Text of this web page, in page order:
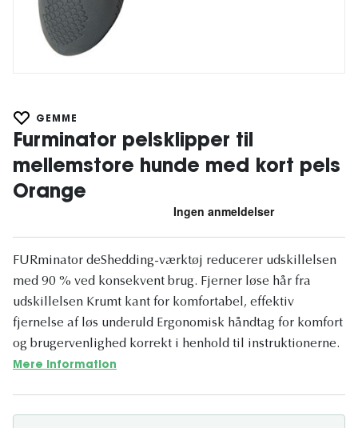
GEMME
Furminator pelsklipper til
mellemstore hunde med kort pels
Orange
FURminator deShedding-værktøj reducerer udskillelsen
med 90 % ved konsekvent brug. Fjerner løse hår fra
udskillelsen Krumt kant for komfortabel, effektiv
fjernelse af løs underuld Ergonomisk håndtag for komfort
og brugervenlighed korrekt i henhold til instruktionerne.
Mere information